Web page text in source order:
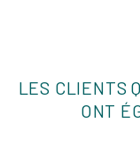
LES CLIENTS
ONT